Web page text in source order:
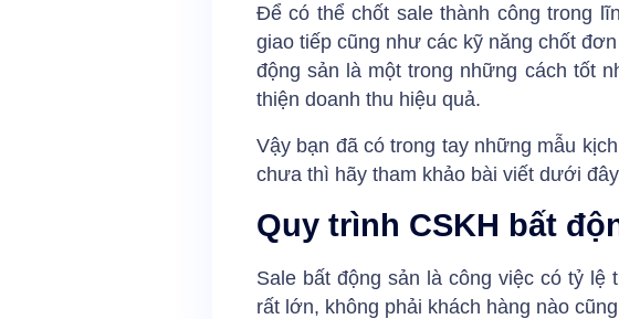
Để có thể chốt sale thành công trong
giao tiếp cũng như các kỹ năng chốt
động sản là một trong những cách tốt
thiện doanh thu hiệu quả.
Vậy bạn đã có trong tay những mẫu
chưa thì hãy tham khảo bài viết dưới
Quy trình CSKH bất
Sale bất động sản là công việc có tỷ
rất lớn, không phải khách hàng nào